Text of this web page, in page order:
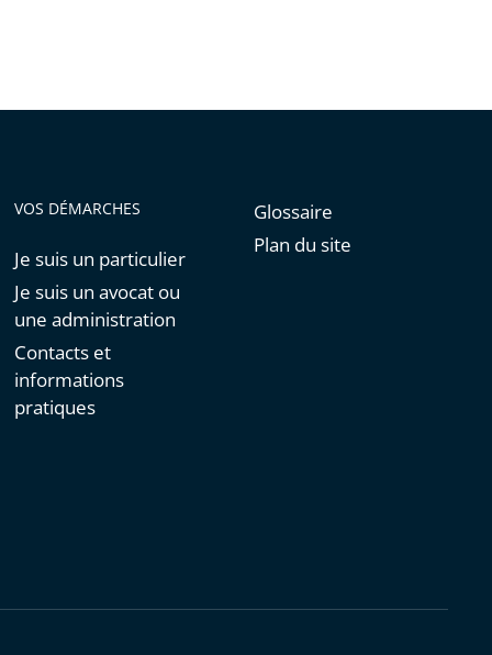
VOS DÉMARCHES
Je suis un particulier
Je suis un avocat ou
une administration
Contacts et
informations
pratiques
Glossaire
Plan du site